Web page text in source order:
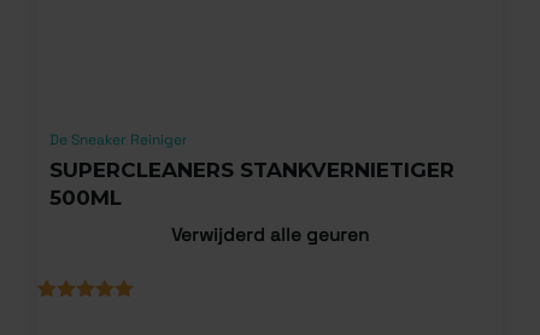
De Sneaker Reiniger
SUPERCLEANERS STANKVERNIETIGER
500ML
Verwijderd alle geuren